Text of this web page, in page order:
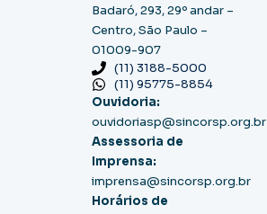
Badaró, 293, 29º andar –
Centro, São Paulo –
01009-907
(11) 3188-5000
(11) 95775-8854
Ouvidoria:
ouvidoriasp@sincorsp.org.br
Assessoria de
Imprensa:
imprensa@sincorsp.org.br
Horários de